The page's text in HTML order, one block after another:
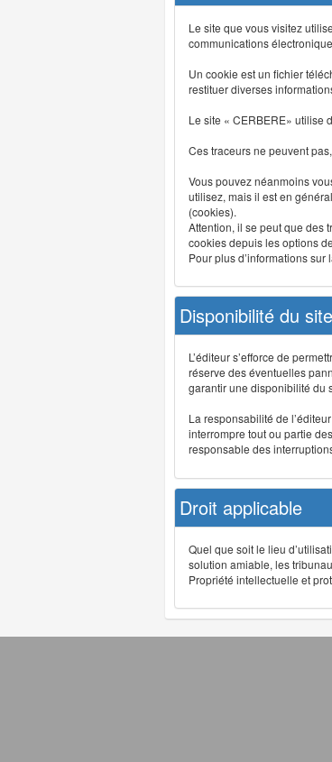
Le site que vous visitez
communications
Un cookie est un fichier
restituer diverses
Le site « CERBERE» utilise
Ces traceurs ne peuvent
Vous pouvez néanmoins
utilisez, mais il est en
(cookies).
Attention, il se peut que des
cookies depuis les options
Pour plus d’informations
Disponibilité du site
L’éditeur s’efforce de
réserve des éventuelles
garantir une disponibilité du
La responsabilité de
interrompre tout ou partie
responsable des
Droit applicable
Quel que soit le lieu
solution amiable, les
Propriété intellectuelle et